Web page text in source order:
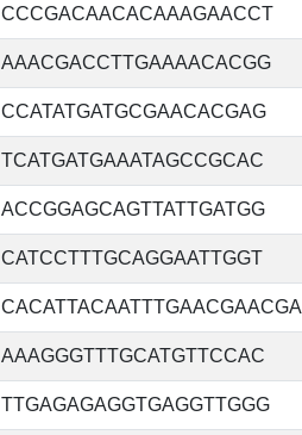
CCCGACAACACAAAGAACCT
AAACGACCTTGAAAACACGG
CCATATGATGCGAACACGAG
TCATGATGAAATAGCCGCAC
ACCGGAGCAGTTATTGATGG
CATCCTTTGCAGGAATTGGT
CACATTACAATTTGAACGAACGA
AAAGGGTTTGCATGTTCCAC
TTGAGAGAGGTGAGGTTGGG